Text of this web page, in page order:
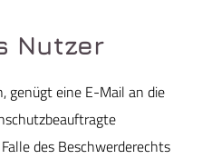
Nutzer
genügt eine E-Mail an die
des Beschwerderechts